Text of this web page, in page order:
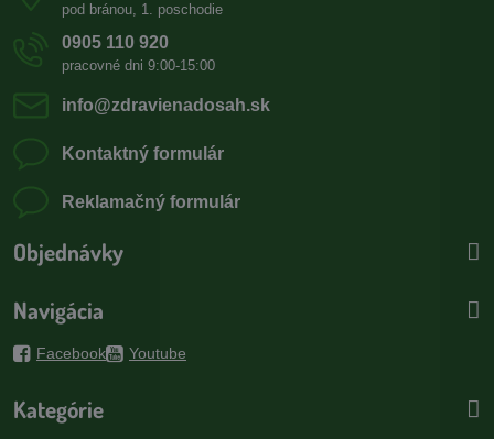
pod bránou, 1. poschodie
0905 110 920
pracovné dni 9:00-15:00
info​@zdravienadosah​.sk
Kontaktný formulár
Reklamačný formulár
Objednávky
Navigácia
Facebook Youtube
Kategórie